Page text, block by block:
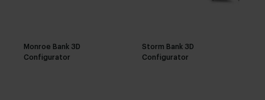
Monroe Bank 3D
Configurator
Storm Bank 3D
Configurator